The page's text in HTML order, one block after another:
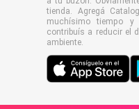
tienda. Agregá
muchísimo tiempo y
contribuís a reducir el
ambiente.